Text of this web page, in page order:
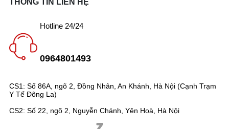
CS1: Số 86A, ngõ 2, Đồng Nhân, An Khánh, Hà Nội (Cạnh Trạm
Y Tế Đông La)
CS2: Số 22, ngõ 2, Nguyễn Chánh, Yên Hoà, Hà Nội
Hotline 24/24
0964801493